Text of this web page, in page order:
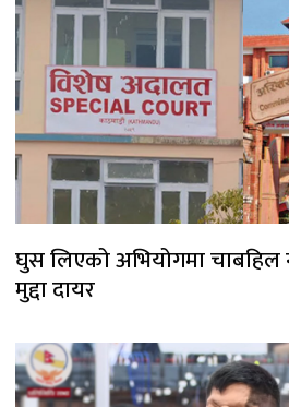
घुस लिएको अभियोगमा चाबहिल
मुद्दा दायर